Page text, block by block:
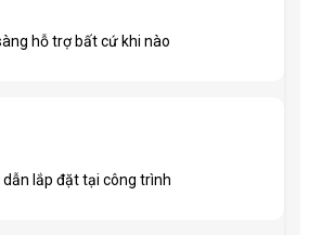
hỗ trợ bất cứ khi nào
lắp đặt tại công trình